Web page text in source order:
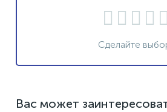
Сделайте
Вас может